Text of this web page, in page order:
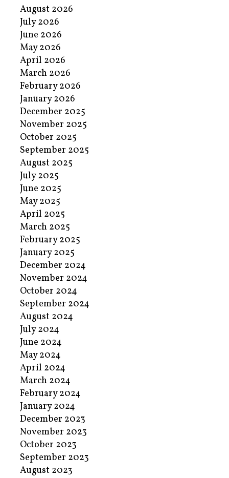
August 2026
July 2026
June 2026
May 2026
April 2026
March 2026
February 2026
January 2026
December 2025
November 2025
October 2025
September 2025
August 2025
July 2025
June 2025
May 2025
April 2025
March 2025
February 2025
January 2025
December 2024
November 2024
October 2024
September 2024
August 2024
July 2024
June 2024
May 2024
April 2024
March 2024
February 2024
January 2024
December 2023
November 2023
October 2023
September 2023
August 2023